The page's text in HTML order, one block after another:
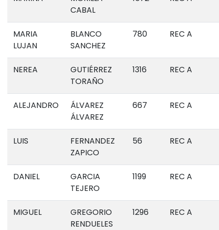
CABAL
MARIA
LUJAN
BLANCO
SANCHEZ
780 REC A
NEREA
GUTIÉRREZ
TORAÑO
1316 REC A
ALEJANDRO
ÁLVAREZ
ÁLVAREZ
667 REC A
LUIS
FERNANDEZ
ZAPICO
56 REC A
DANIEL
GARCIA
TEJERO
1199 REC A
MIGUEL
GREGORIO
RENDUELES
1296 REC A